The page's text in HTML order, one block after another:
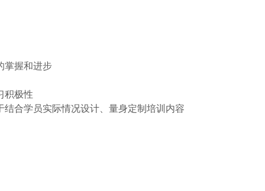
掌握和进步
积极性
合学员实际情况设计、量身定制培训内容